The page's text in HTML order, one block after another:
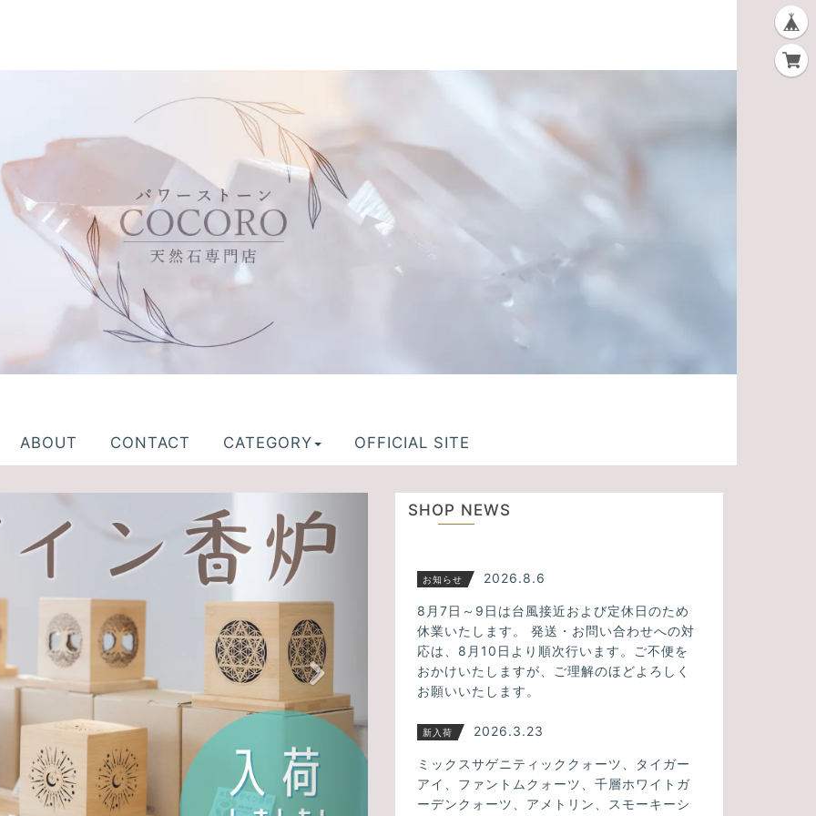
ABOUT CONTACT CATEGORY OFFICIAL SITE
N
e
SHOP NEWS
お知らせ 2026.8.6
8月7日～9日は台風接近および定休日のため
休業いたします。 発送・お問い合わせへの対
応は、8月10日より順次行います。ご不便を
おかけいたしますが、ご理解のほどよろしく
お願いいたします。
新入荷 2026.3.23
ミックスサゲニティッククォーツ、タイガー
アイ、ファントムクォーツ、千層ホワイトガ
ーデンクォーツ、アメトリン、スモーキーシ